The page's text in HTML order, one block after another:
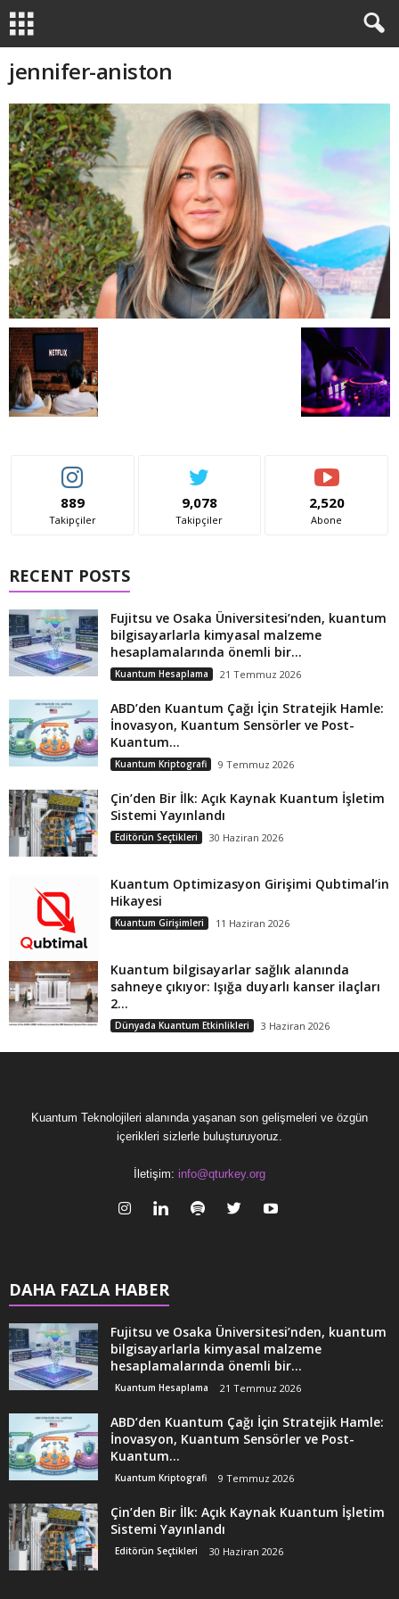
jennifer-aniston
889
Takipçiler
9,078
Takipçiler
2,520
Abone
RECENT POSTS
Fujitsu ve Osaka Üniversitesi’nden, kuantum
bilgisayarlarla kimyasal malzeme
hesaplamalarında önemli bir...
Kuantum Hesaplama 21 Temmuz 2026
ABD’den Kuantum Çağı İçin Stratejik Hamle:
İnovasyon, Kuantum Sensörler ve Post-
Kuantum...
Kuantum Kriptografi 9 Temmuz 2026
Çin’den Bir İlk: Açık Kaynak Kuantum İşletim
Sistemi Yayınlandı
Editörün Seçtikleri 30 Haziran 2026
Kuantum Optimizasyon Girişimi Qubtimal’in
Hikayesi
Kuantum Girişimleri 11 Haziran 2026
Kuantum bilgisayarlar sağlık alanında
sahneye çıkıyor: Işığa duyarlı kanser ilaçları
2...
Dünyada Kuantum Etkinlikleri 3 Haziran 2026
Kuantum Teknolojileri alanında yaşanan son gelişmeleri ve özgün
içerikleri sizlerle buluşturuyoruz.
İletişim: info@qturkey.org
DAHA FAZLA HABER
Fujitsu ve Osaka Üniversitesi’nden, kuantum
bilgisayarlarla kimyasal malzeme
hesaplamalarında önemli bir...
Kuantum Hesaplama 21 Temmuz 2026
ABD’den Kuantum Çağı İçin Stratejik Hamle:
İnovasyon, Kuantum Sensörler ve Post-
Kuantum...
Kuantum Kriptografi 9 Temmuz 2026
Çin’den Bir İlk: Açık Kaynak Kuantum İşletim
Sistemi Yayınlandı
Editörün Seçtikleri 30 Haziran 2026